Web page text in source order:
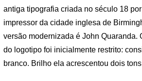
antiga tipografia criada no século 18
impressor da cidade inglesa de
versão modernizada é John Quaranda.
do logotipo foi inicialmente restrito:
branco. Brilho ela acrescentou dois